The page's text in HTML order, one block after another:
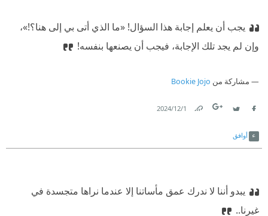
يجب أن يعلم إجابة هذا السؤال! «ما الذي أتى بي إلى هنا؟!»،
وإن لم يجد تلك الإجابة، فيجب أن يصنعها بنفسه!
مشاركة من Bookie Jojo
1‏/12‏/2024
أوافق
يبدو أننا لا ندرك عمق مأساتنا إلا عندما نراها متجسدة في
غيرنا..